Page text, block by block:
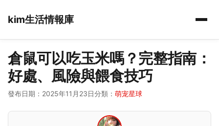
kim生活情報庫
倉鼠可以吃玉米嗎？完整指南：
好處、風險與餵食技巧
發布日期：2025年11月23日分類： 萌宠星球